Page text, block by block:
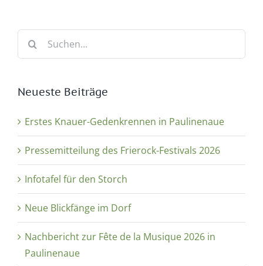
Suche
Neueste Beiträge
Erstes Knauer-Gedenkrennen in Paulinenaue
Pressemitteilung des Frierock-Festivals 2026
Infotafel für den Storch
Neue Blickfänge im Dorf
Nachbericht zur Fête de la Musique 2026 in
Paulinenaue